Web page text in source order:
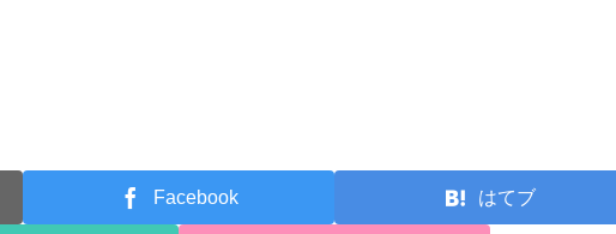
Facebook はてブ